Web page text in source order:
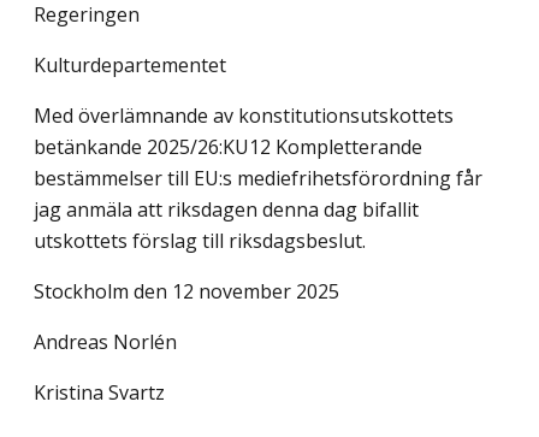
Regeringen
Kulturdepartementet
Med överlämnande av konstitutionsutskottets
betänkande 2025/26:KU12 Kompletterande
bestämmelser till EU:s mediefrihetsförordning får
jag anmäla att riksdagen denna dag bifallit
utskottets förslag till riksdagsbeslut.
Stockholm den 12 november 2025
Andreas Norlén
Kristina Svartz